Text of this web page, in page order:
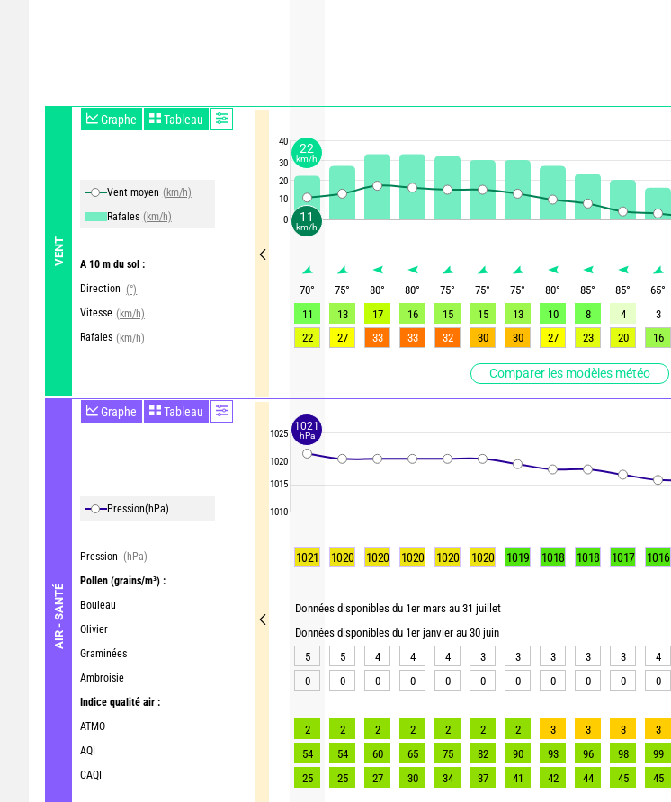
VENT
Graphe Tableau
Vent moyen (km/h)
Rafales (km/h)
A 10 m du sol :
Direction (°)
Vitesse (km/h)
Rafales (km/h)
Comparer les modèles météo
AIR - SANTÉ
Graphe Tableau
Pression(hPa)
Pression (hPa)
Pollen (grains/m³) :
Bouleau
Olivier
Graminées
Ambroisie
Indice qualité air :
ATMO
AQI
CAQI
40
30
20
10
0
1025
1020
1015
1010
70° 75° 80° 80° 75° 75° 75° 80° 85° 85° 65°
11
13 17 16 15 15 13 10 8 4 3
22
27 33 33 32 30 30 27 23 20 16
1021 1020 1020 1020 1020 1020 1019 1018 1018 1017 1016
Données disponibles du 1er mars au 31 juillet
Données disponibles du 1er janvier au 30 juin
5
5 4 4 4 3 3 3 3 3 4
0
0 0 0 0 0 0 0 0 0 0
2 2 2 2 2 2 2 3 3 3 3
54
54 60 65 75 82 90 93 96 98 99
25
25 27 30 34 37 41 42 44 45 45
11
km/h
22
km/h
1021
hPa